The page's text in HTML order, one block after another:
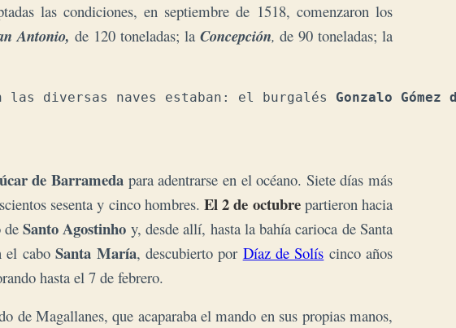
las condiciones, en septiembre de 1518, comenzaron los
Antonio, de 120 toneladas; la Concepción,de 90 toneladas; la
diversas naves estaban: el burgalés Gonzalo Gómez
de Barrameda para adentrarse en el océano. Siete días más
sesenta y cinco hombres.El 2 de octubre partieron hacia
deSanto Agostinho y, desde allí, hasta la bahía carioca de Santa
el caboSanta María, descubierto por Díaz de Solís cinco años
hasta el 7 de febrero.
Magallanes, que acaparaba el mando en sus propias manos,